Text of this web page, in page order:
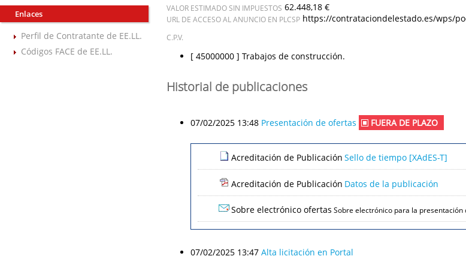
Enlaces
Perfil de Contratante de EE.LL.
Códigos FACE de EE.LL.
VALOR ESTIMADO SIN IMPUESTOS 62.448,18 €
URL DE ACCESO AL ANUNCIO EN PLCSP https://contrataciondelestado.es/wps/
C.P.V.
[ 45000000 ] Trabajos de construcción.
Historial de publicaciones
07/02/2025 13:48 Presentación de ofertas FUERA DE PLAZO
Acreditación de Publicación Sello de tiempo [XAdES-T]
Acreditación de Publicación Datos de la publicación
Sobre electrónico ofertas Sobre electrónico para la presentación
07/02/2025 13:47 Alta licitación en Portal